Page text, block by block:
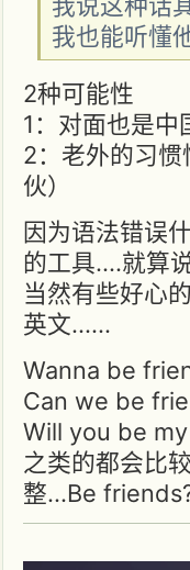
我也能听懂
2种可能性
1：对面也是中
2：老外的习
伙）
因为语法错误
的工具....就算
当然有些好心
英文......
Wanna be
Can we be
Will you be
之类的都会比
整...Be